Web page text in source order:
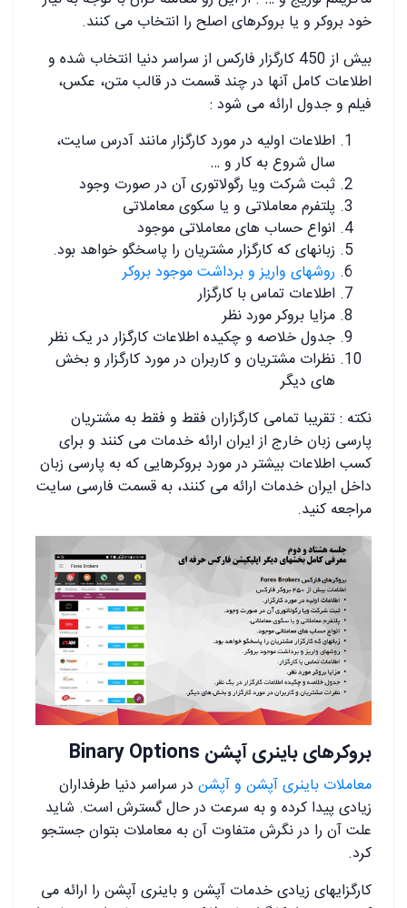
خود بروکر و یا بروکرهای اصلح را انتخاب می کنند.
بیش از 450 کارگزار فارکس از سراسر دنیا انتخاب شده و
اطلاعات کامل آنها در چند قسمت در قالب متن، عکس،
فیلم و جدول ارائه می شود :
اطلاعات اولیه در مورد کارگزار مانند آدرس سایت،
سال شروع به کار و …
ثبت شرکت ویا رگولاتوری آن در صورت وجود
پلتفرم معاملاتی و یا سکوی معاملاتی
انواع حساب های معاملاتی موجود
زبانهای که کارگزار مشتریان را پاسخگو خواهد بود.
روشهای واریز و برداشت موجود بروکر
اطلاعات تماس با کارگزار
مزایا بروکر مورد نظر
جدول خلاصه و چکیده اطلاعات کارگزار در یک نظر
نظرات مشتریان و کاربران در مورد کارگزار و بخش
های دیگر
نکته : تقریبا تمامی کارگزاران فقط و فقط به مشتریان
پارسی زبان خارج از ایران ارائه خدمات می کنند و برای
کسب اطلاعات بیشتر در مورد بروکرهایی که به پارسی زبان
داخل ایران خدمات ارائه می کنند، به قسمت فارسی سایت
مراجعه کنید.
بروکرهای باینری آپشن Binary Options
معاملات باینری آپشن و آپشن در سراسر دنیا طرفداران
زیادی پیدا کرده و به سرعت در حال گسترش است. شاید
علت آن را در نگرش متفاوت آن به معاملات بتوان جستجو
کرد.
کارگزایهای زیادی خدمات آپشن و باینری آپشن را ارائه می